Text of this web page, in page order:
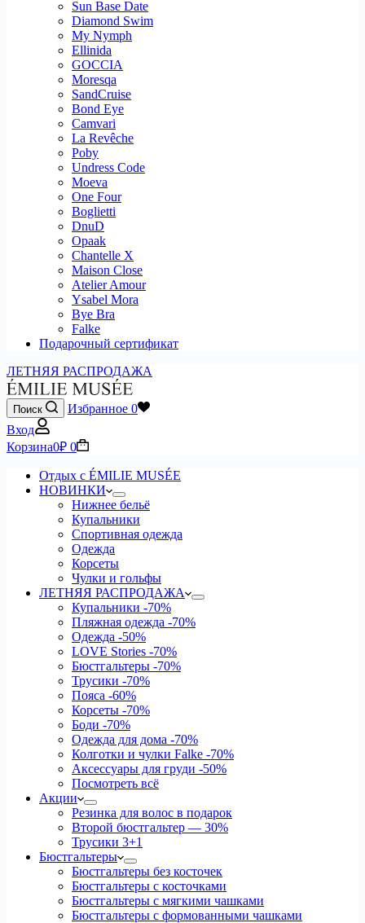
Sun Base Date
Diamond Swim
My Nymph
Ellinida
GOCCIA
Moresqa
SandCruise
Bond Eye
Camvari
La Revêche
Poby
Undress Code
Moeva
One Four
Boglietti
DnuD
Opaak
Chantelle X
Maison Close
Atelier Amour
Ysabel Mora
Bye Bra
Falke
Подарочный сертификат
ЛЕТНЯЯ РАСПРОДАЖА
Поиск Избранное 0
Вход
Корзина0₽ 0
Отдых с ÉMILIE MUSÉE
НОВИНКИ
Нижнее бельё
Купальники
Спортивная одежда
Одежда
Корсеты
Чулки и гольфы
ЛЕТНЯЯ РАСПРОДАЖА
Купальники -70%
Пляжная одежда -70%
Одежда -50%
LOVE Stories -70%
Бюстгальтеры -70%
Трусики -70%
Пояса -60%
Корсеты -70%
Боди -70%
Одежда для дома -70%
Колготки и чулки Falke -70%
Аксессуары для груди -50%
Посмотреть всё
Акции
Резинка для волос в подарок
Второй бюстгальтер — 30%
Трусики 3+1
Бюстгальтеры
Бюстгальтеры без косточек
Бюстгальтеры с косточками
Бюстгальтеры с мягкими чашками
Бюстгальтеры с формованными чашками